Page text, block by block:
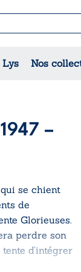
NosThéâtre
–
se chient
de
Glorieuses.
perdre son
d’intégrer